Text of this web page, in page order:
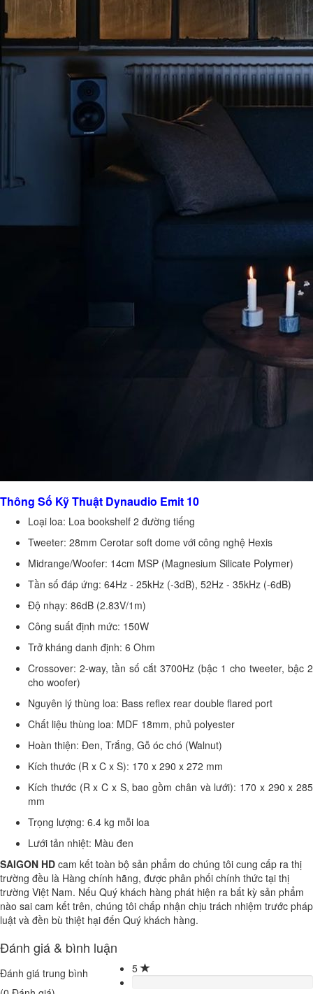
Thông Số Kỹ Thuật Dynaudio Emit 10
Loại loa: Loa bookshelf 2 đường tiếng
Tweeter: 28mm Cerotar soft dome với công nghệ Hexis
Midrange/Woofer: 14cm MSP (Magnesium Silicate Polymer)
Tần số đáp ứng: 64Hz - 25kHz (-3dB), 52Hz - 35kHz (-6dB)
Độ nhạy: 86dB (2.83V/1m)
Công suất định mức: 150W
Trở kháng danh định: 6 Ohm
Crossover: 2-way, tần số cắt 3700Hz (bậc 1 cho tweeter, bậc 2
cho woofer)
Nguyên lý thùng loa: Bass reflex rear double flared port
Chất liệu thùng loa: MDF 18mm, phủ polyester
Hoàn thiện: Đen, Trắng, Gỗ óc chó (Walnut)
Kích thước (R x C x S): 170 x 290 x 272 mm
Kích thước (R x C x S, bao gồm chân và lưới): 170 x 290 x 285
mm
Trọng lượng: 6.4 kg mỗi loa
Lưới tản nhiệt: Màu đen
SAIGON HD cam kết toàn bộ sản phẩm do chúng tôi cung cấp ra thị
trường đều là Hàng chính hãng, được phân phối chính thức tại thị
trường Việt Nam. Nếu Quý khách hàng phát hiện ra bất kỳ sản phẩm
nào sai cam kết trên, chúng tôi chấp nhận chịu trách nhiệm trước pháp
luật và đền bù thiệt hại đến Quý khách hàng.
Đánh giá & bình luận
Đánh giá trung bình
5